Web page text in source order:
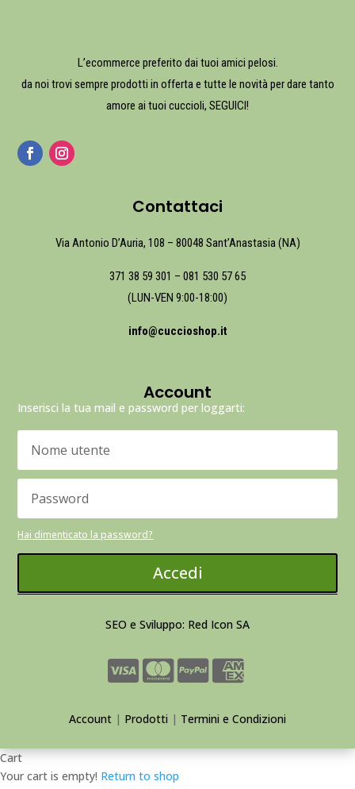
L’ecommerce preferito dai tuoi amici pelosi.
da noi trovi sempre prodotti in offerta e tutte le novità per dare tanto
amore ai tuoi cuccioli, SEGUICI!
Contattaci
Via Antonio D’Auria, 108 – 80048 Sant’Anastasia (NA)
371 38 59 301 – 081 530 57 65
(LUN-VEN 9:00-18:00)
info@cuccioshop.it
Account
Inserisci la tua mail e password per loggarti:
Hai dimenticato la password?
Accedi
SEO e Sviluppo: Red Icon SA
Account | Prodotti | Termini e Condizioni
Cart
Your cart is empty! Return to shop